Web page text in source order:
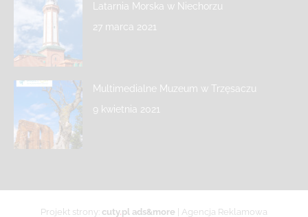
Latarnia Morska w Niechorzu
27 marca 2021
Multimedialne Muzeum w Trzęsaczu
9 kwietnia 2021
Projekt strony: cuty.pl ads&more | Agencja Reklamowa